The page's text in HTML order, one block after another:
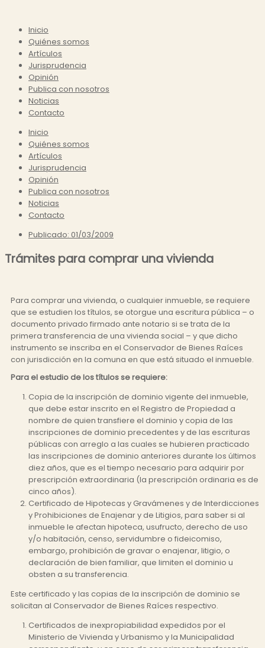
Inicio
Quiénes somos
Artículos
Jurisprudencia
Opinión
Publica con nosotros
Noticias
Contacto
Inicio
Quiénes somos
Artículos
Jurisprudencia
Opinión
Publica con nosotros
Noticias
Contacto
Publicado: 01/03/2009
Trámites para comprar una vivienda
Para comprar una vivienda, o cualquier inmueble, se requiere
que se estudien los títulos, se otorgue una escritura pública – o
documento privado firmado ante notario si se trata de la
primera transferencia de una vivienda social – y que dicho
instrumento se inscriba en el Conservador de Bienes Raíces
con jurisdicción en la comuna en que está situado el inmueble.
Para el estudio de los títulos se requiere:
Copia de la inscripción de dominio vigente del inmueble,
que debe estar inscrito en el Registro de Propiedad a
nombre de quien transfiere el dominio y copia de las
inscripciones de dominio precedentes y de las escrituras
públicas con arreglo a las cuales se hubieren practicado
las inscripciones de dominio anteriores durante los últimos
diez años, que es el tiempo necesario para adquirir por
prescripción extraordinaria (la prescripción ordinaria es de
cinco años).
Certificado de Hipotecas y Gravámenes y de Interdicciones
y Prohibiciones de Enajenar y de Litigios, para saber si al
inmueble le afectan hipoteca, usufructo, derecho de uso
y/o habitación, censo, servidumbre o fideicomiso,
embargo, prohibición de gravar o enajenar, litigio, o
declaración de bien familiar, que limiten el dominio u
obsten a su transferencia.
Este certificado y las copias de la inscripción de dominio se
solicitan al Conservador de Bienes Raíces respectivo.
Certificados de inexpropiabilidad expedidos por el
Ministerio de Vivienda y Urbanismo y la Municipalidad